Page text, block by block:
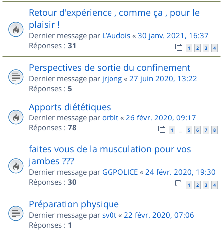
Retour d'expérience , comme ça , pour le
plaisir !
Dernier message par L’Audois « 30 janv. 2021, 16:37
Réponses : 31 1 2 3 4
Perspectives de sortie du confinement
Dernier message par jrjong « 27 juin 2020, 13:22
Réponses : 5
Apports diététiques
Dernier message par orbit « 26 févr. 2020, 09:17
Réponses : 78 1 … 5 6 7 8
faites vous de la musculation pour vos
jambes ???
Dernier message par GGPOLICE « 24 févr. 2020, 19:30
Réponses : 30 1 2 3 4
Préparation physique
Dernier message par sv0t « 22 févr. 2020, 07:06
Réponses : 1